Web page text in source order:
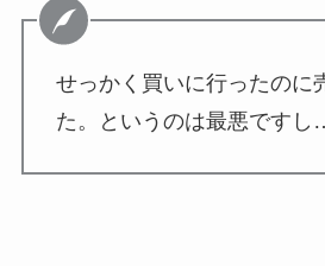
せっかく買いに行ったのに
た。というのは最悪ですし